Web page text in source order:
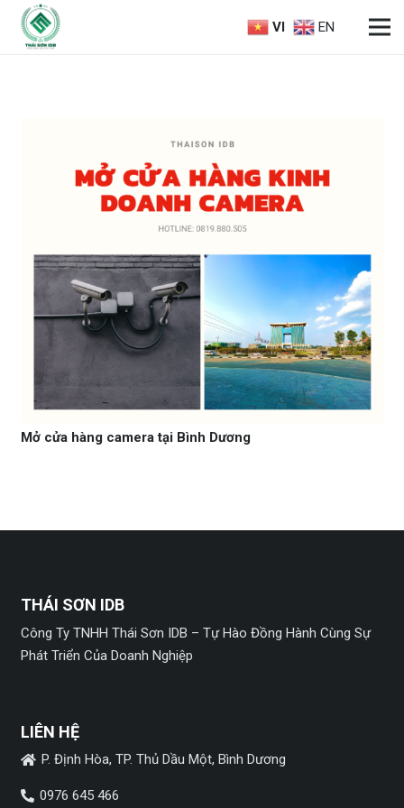
VI EN
Mở cửa hàng camera tại Bình Dương
THÁI SƠN IDB
Công Ty TNHH Thái Sơn IDB – Tự Hào Đồng Hành Cùng Sự
Phát Triển Của Doanh Nghiệp
LIÊN HỆ
P. Định Hòa, TP. Thủ Dầu Một, Bình Dương
0976 645 466